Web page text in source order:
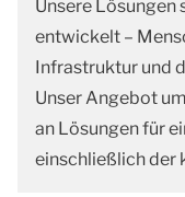
Unsere Lösungen
entwickelt –
Infrastruktur und
Unser Angebot
an Lösungen für
einschließlich der